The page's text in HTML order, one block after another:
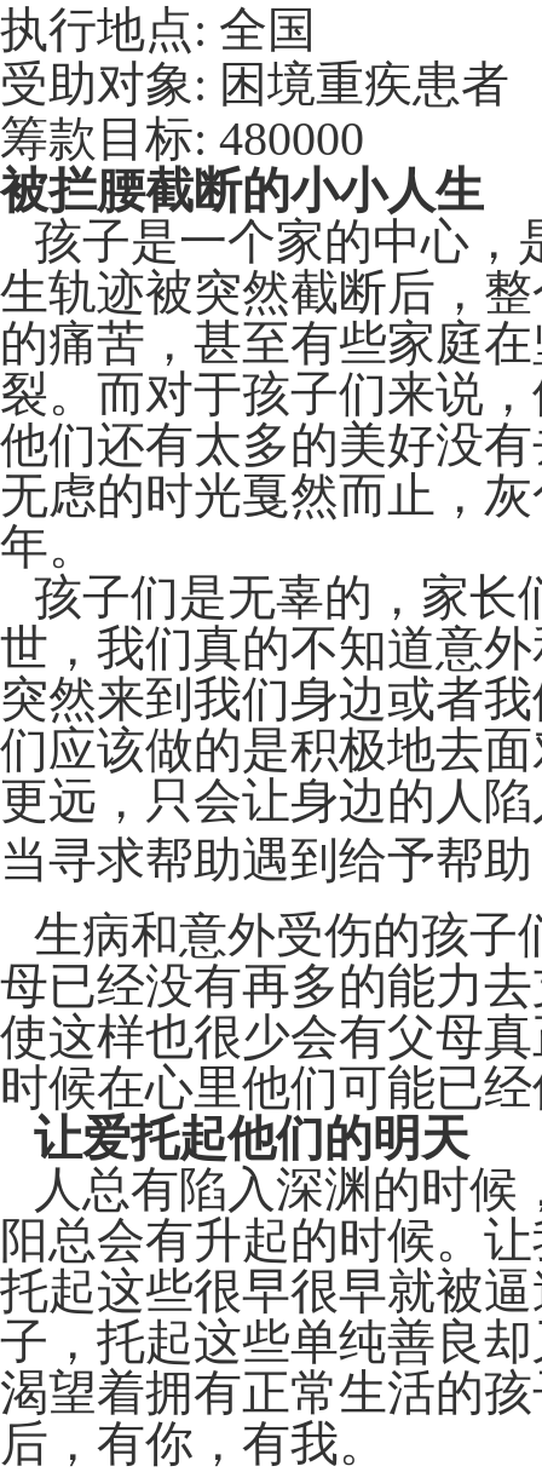
执行地点: 全国
受助对象: 困境重疾患者
筹款目标: 480000
被拦腰截断的小小人生
孩子是一个家的中心，
生轨迹被突然截断后，
的痛苦，甚至有些家庭
裂。而对于孩子们来说
他们还有太多的美好没
无虑的时光戛然而止，
年。
孩子们是无辜的，家长
世，我们真的不知道意
突然来到我们身边或者
们应该做的是积极地去
更远，只会让身边的人
当寻求帮助遇到给予帮助
生病和意外受伤的孩子
母已经没有再多的能力
使这样也很少会有父母
时候在心里他们可能已
让爱托起他们的明天
人总有陷入深渊的时
阳总会有升起的时候。
托起这些很早很早就被
子，托起这些单纯善良
渴望着拥有正常生活的
后，有你，有我。